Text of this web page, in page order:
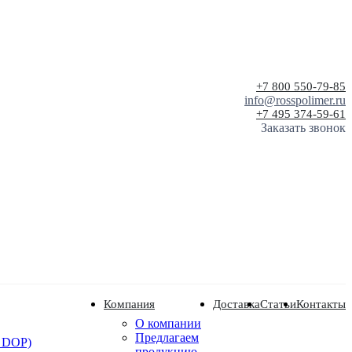
+7 800 550-79-85
info@rosspolimer.ru
+7 495 374-59-61
Заказать звонок
Компания
О компании
Предлагаем
ДоставкаСтатьиКонтакты